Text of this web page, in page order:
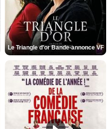
Le Triangle d'or Bande-annonce VF